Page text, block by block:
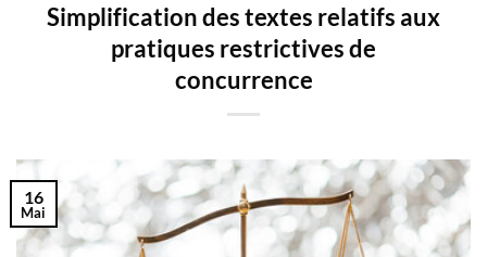
Simplification des textes relatifs aux
pratiques restrictives de
concurrence
16
Mai